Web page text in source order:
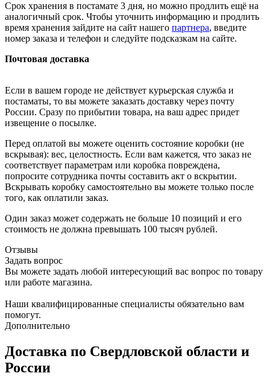
Срок хранения в постамате 3 дня, но можно продлить ещё на
аналогичный срок. Чтобы уточнить информацию и продлить
время хранения зайдите на сайт нашего партнера, введите
номер заказа и телефон и следуйте подсказкам на сайте.
Почтовая доставка
Если в вашем городе не действует курьерская служба и
постаматы, то вы можете заказать доставку через почту
России. Сразу по прибытии товара, на ваш адрес придет
извещение о посылке.
Перед оплатой вы можете оценить состояние коробки (не
вскрывая): вес, целостность. Если вам кажется, что заказ не
соответствует параметрам или коробка повреждена,
попросите сотрудника почты составить акт о вскрытии.
Вскрывать коробку самостоятельно вы можете только после
того, как оплатили заказ.
Один заказ может содержать не больше 10 позиций и его
стоимость не должна превышать 100 тысяч рублей.
Отзывы
Задать вопрос
Вы можете задать любой интересующий вас вопрос по товару
или работе магазина.
Наши квалифицированные специалисты обязательно вам
помогут.
Дополнительно
Доставка по Свердловской области и
России